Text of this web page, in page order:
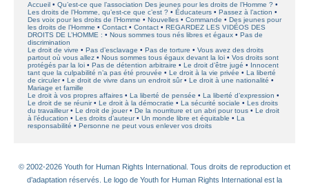
Accueil
Qu’est-ce que l’association Des jeunes pour les droits de l’Homme ?
Les droits de l’Homme, qu’est-ce que c’est ?
Éducateurs
Passez à l’action
Des voix pour les droits de l’Homme
Nouvelles Commande
Des jeunes pour
les droits de l’Homme
Contact Contact
REGARDEZ LES VIDÉOS DES
DROITS DE L’HOMME :
Nous sommes tous nés libres et égaux
Pas de
discrimination
Le droit de vivre
Pas d’esclavage Pas de torture
Vous avez des droits
partout où vous allez
Nous sommes tous égaux devant la loi
Vos droits sont
protégés par la loi
Pas de détention arbitraire Le droit d’être jugé
Innocent
tant que la culpabilité n’a pas été prouvée
Le droit à la vie privée
La liberté
de circuler
Le droit de vivre dans un endroit sûr
Le droit à une nationalité
Mariage et famille
Le droit à vos propres affaires
La liberté de pensée
La liberté d’expression
Le droit de se réunir
Le droit à la démocratie La sécurité sociale
Les droits
du travailleur
Le droit de jouer De la nourriture et un abri pour tous
Le droit
à l’éducation
Les droits d’auteur Un monde libre et équitable
La
responsabilité
Personne ne peut vous enlever vos droits
© 2002-2026 Youth for Human Rights International. Tous droits de reproduction et
d’adaptation réservés. Le logo de Youth for Human Rights International est la